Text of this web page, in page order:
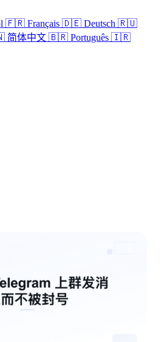
🇫🇷 Français 🇩🇪 Deutsch 🇷🇺
体中文 🇧🇷 Português 🇮🇷